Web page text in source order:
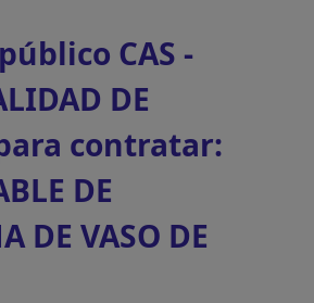
CAS -
DE
contratar:
DE
DE VASO DE